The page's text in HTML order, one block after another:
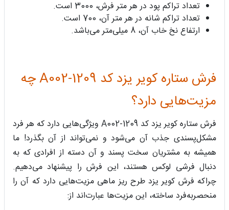
تعداد تراکم پود در هر متر فرش، 3000 است.
تعداد تراکم شانه در هر متر آن، 700 است.
ارتفاع نخ خاب آن، 8 میلی‌متر می‌باشد.
فرش ستاره کویر یزد کد A002-1209 چه
مزیت‌هایی دارد؟
فرش ستاره کویر یزد کد A002-1209 ویژگی‌هایی دارد که هر فرد
مشکل‌پسندی جذب آن می‌شود و نمی‌تواند از آن بگذرد! ما
همیشه به مشتریان سخت پسند و آن دسته از افرادی که به
دنبال فرشی لوکس هستند، این فرش را پیشنهاد می‌دهیم.
چراکه فرش کویر یزد طرح ریز ماهی مزیت‌هایی دارد که آن را
منحصربه‌فرد ساخته، این مزیت‌ها عبارت‌اند از: